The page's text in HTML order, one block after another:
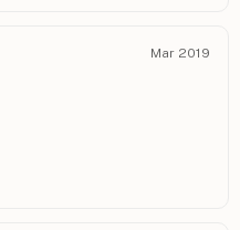
Mar 2019